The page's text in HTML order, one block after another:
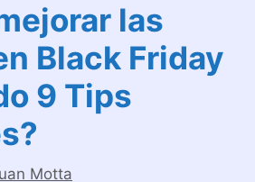
las
Black Friday
9 Tips
Motta